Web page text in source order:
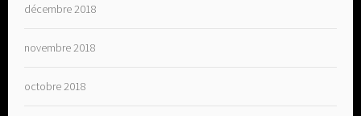
décembre 2018
novembre 2018
octobre 2018